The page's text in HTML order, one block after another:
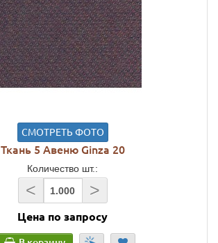
СМОТРЕТЬ ФОТО
Ткань 5 Авеню Ginza 20
Количество шт.:
< >
Цена по запросу